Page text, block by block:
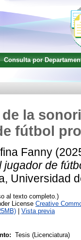
Consulta por
la
fútbol
Fanny
jugador de
Universidad
al texto completo.)
License Creative
Vista previa
Tesis (Licenciatura)